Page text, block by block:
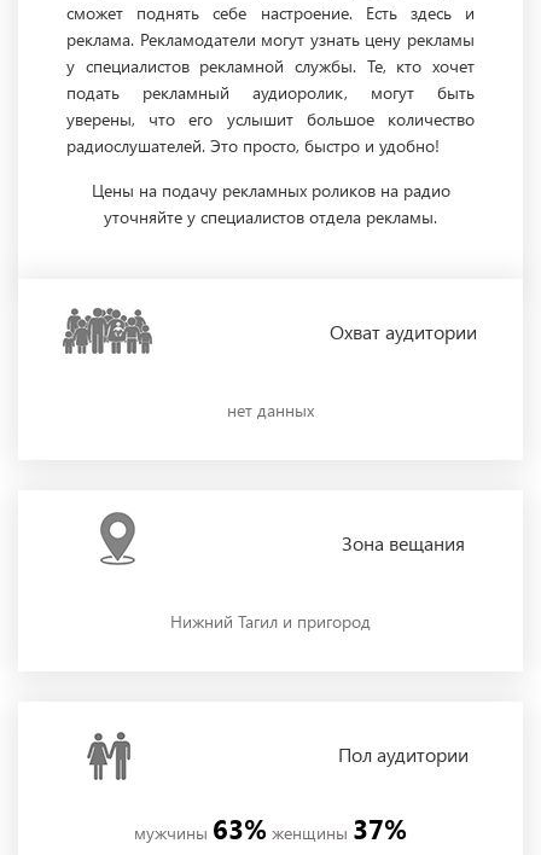
сможет поднять себе настроение. Есть здесь и
реклама. Рекламодатели могут узнать цену рекламы
у специалистов рекламной службы. Те, кто хочет
подать рекламный аудиоролик, могут быть
уверены, что его услышит большое количество
радиослушателей. Это просто, быстро и удобно!
Цены на подачу рекламных роликов на радио
уточняйте у специалистов отдела рекламы.
Охватаудитории
нет данных
Зона вещания
Нижний Тагил и пригород
Полаудитории
мужчины 63% женщины 37%